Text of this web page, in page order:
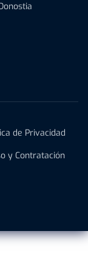
de Privacidad
y Contratación